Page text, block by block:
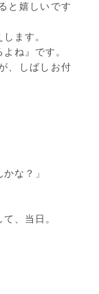
と嬉しいです
ます。
ね』です。
、しばしお付
な？」
、当日。